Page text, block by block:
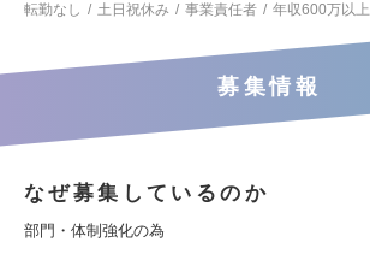
転勤なし
土日祝休み 事業責任者 年収600万以上
募集情報
なぜ募集しているのか
部門・体制強化の為